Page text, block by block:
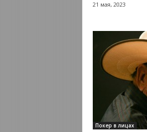
21 мая, 2023
Покер в лицах